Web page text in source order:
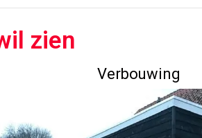
zien
Verbouwing